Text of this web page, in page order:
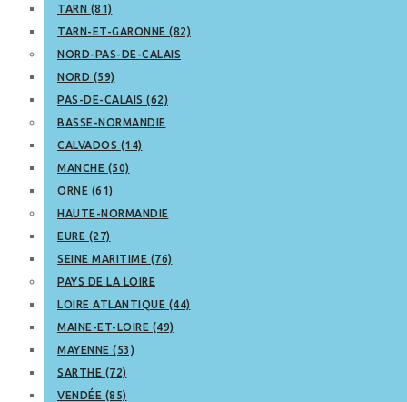
TARN (81)
TARN-ET-GARONNE (82)
NORD-PAS-DE-CALAIS
NORD (59)
PAS-DE-CALAIS (62)
BASSE-NORMANDIE
CALVADOS (14)
MANCHE (50)
ORNE (61)
HAUTE-NORMANDIE
EURE (27)
SEINE MARITIME (76)
PAYS DE LA LOIRE
LOIRE ATLANTIQUE (44)
MAINE-ET-LOIRE (49)
MAYENNE (53)
SARTHE (72)
VENDÉE (85)